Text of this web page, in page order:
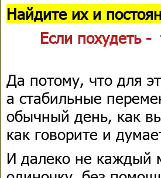
Найдите их и
Если похудеть -
Да потому, что для
а стабильные
обычный день, как
как говорите и
И далеко не каждый